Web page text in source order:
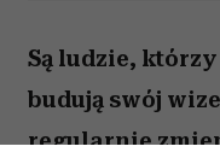
Są ludzie,
budują swój
regularnie